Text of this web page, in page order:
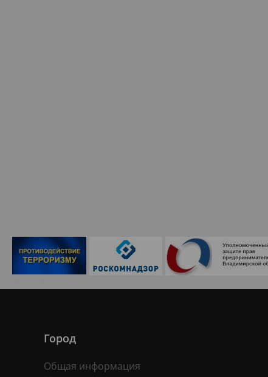
Город
Общая информация